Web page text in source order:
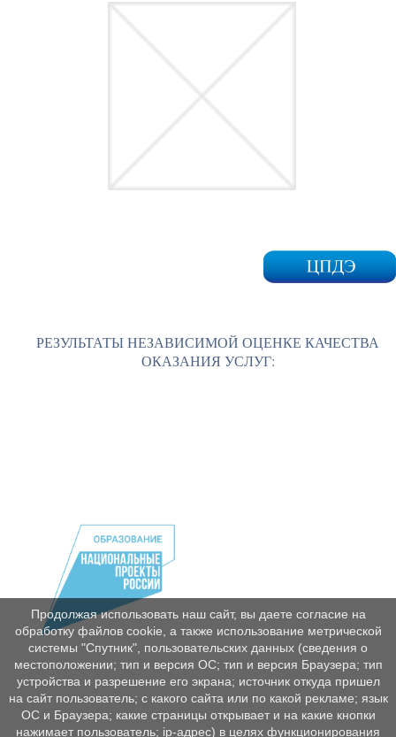
РЕЗУЛЬТАТЫ НЕЗАВИСИМОЙ ОЦЕНКЕ КАЧЕСТВА
ОКАЗАНИЯ УСЛУГ:
Продолжая использовать наш сайт, вы даете согласие на
обработку файлов cookie, а также использование метрической
системы "Спутник", пользовательских данных (сведения о
местоположении; тип и версия ОС; тип и версия Браузера; тип
устройства и разрешение его экрана; источник откуда пришел
на сайт пользователь; с какого сайта или по какой рекламе; язык
ОС и Браузера; какие страницы открывает и на какие кнопки
нажимает пользователь; ip-адрес) в целях функционирования